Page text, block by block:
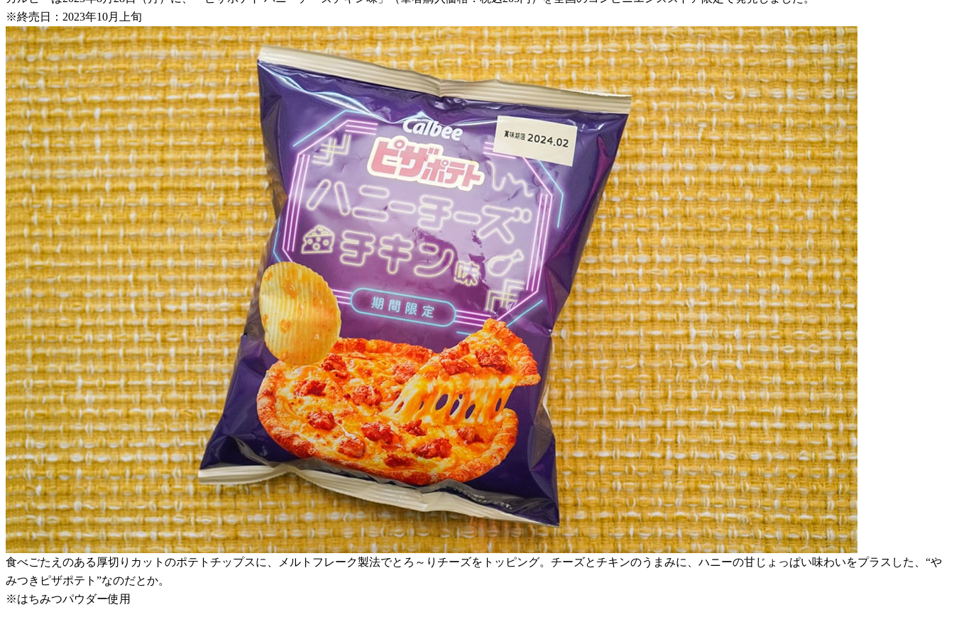
※終売日：2023年10月上旬
食べごたえのある厚切りカットのポテトチップスに、メルトフレーク製法でとろ～りチーズをトッピング。チーズとチキンのうまみに、ハニーの甘じょっぱい味わいをプラスした、“や
みつきピザポテト”なのだとか。
※はちみつパウダー使用